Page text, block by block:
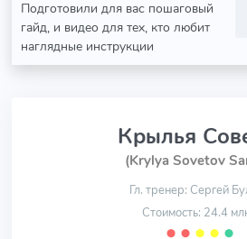
Подготовили для вас пошаговый
гайд, и видео для тех, кто любит
наглядные инструкции
Крылья
(Krylya Sovetov
Гл. тренер: Сергей
Стоимость: 24.4
⬤ ⬤ ⬤ ⬤ ⬤